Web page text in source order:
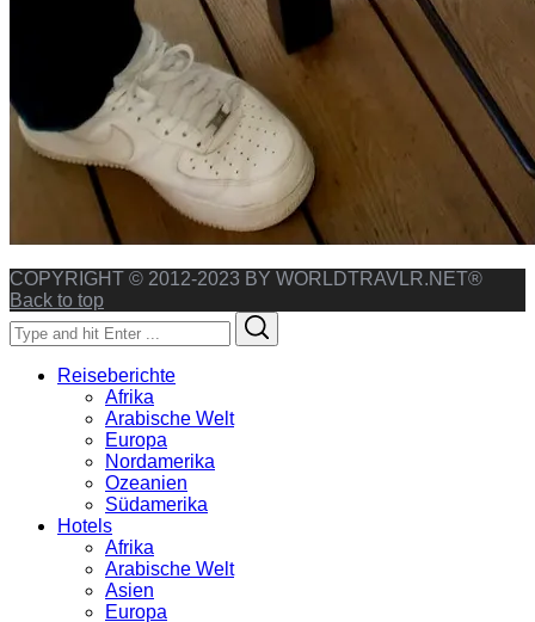
COPYRIGHT © 2012-2023 BY WORLDTRAVLR.NET®
Back to top
Search
for:
Reiseberichte
Afrika
Arabische Welt
Europa
Nordamerika
Ozeanien
Südamerika
Hotels
Afrika
Arabische Welt
Asien
Europa